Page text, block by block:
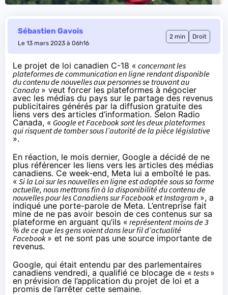
Sébastien Gavois
Le 13 mars 2023 à 06h16
2 min Droit
Le projet de loi canadien C-18 « concernant les
plateformes de communication en ligne rendant disponible
du contenu de nouvelles aux personnes se trouvant au
Canada » veut forcer les plateformes à négocier
avec les médias du pays sur le partage des revenus
publicitaires générés par la diffusion gratuite des
liens vers des articles d’information. Selon Radio
Canada, « Google et Facebook sont les deux plateformes
qui risquent de tomber sous l’autorité de la pièce législative
».
En réaction, le mois dernier, Google a décidé de ne
plus référencer les liens vers les articles des médias
canadiens. Ce week-end, Meta lui a emboîté le pas.
« Si la Loi sur les nouvelles en ligne est adoptée sous sa forme
actuelle, nous mettrons fin à la disponibilité du contenu de
nouvelles pour les Canadiens sur Facebook et Instagram », a
indiqué une porte-parole de Meta. L’entreprise fait
mine de ne pas avoir besoin de ces contenus sur sa
plateforme en arguant qu’ils « représentent moins de 3
% de ce que les gens voient dans leur fil d’actualité
Facebook » et ne sont pas une source importante de
revenus.
Google, qui était entendu par des parlementaires
canadiens vendredi, a qualifié ce blocage de « tests »
en prévision de l’application du projet de loi et a
promis de l’arrêter cette semaine.